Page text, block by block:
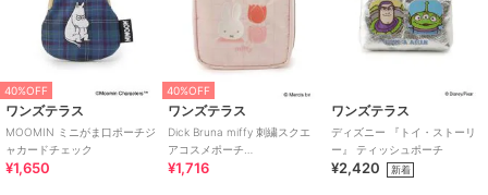
40%OFF
ワンズテラス
MOOMIN ミニがま口ポーチジ
ャカードチェック
¥1,650
40%OFF
ワンズテラス
Dick Bruna miffy 刺繍スクエ
アコスメポーチ
strawberry&tulip
¥1,716
ワンズテラス
ディズニー 『トイ・ストーリ
ー』 ティッシュポーチ
¥2,420 新着